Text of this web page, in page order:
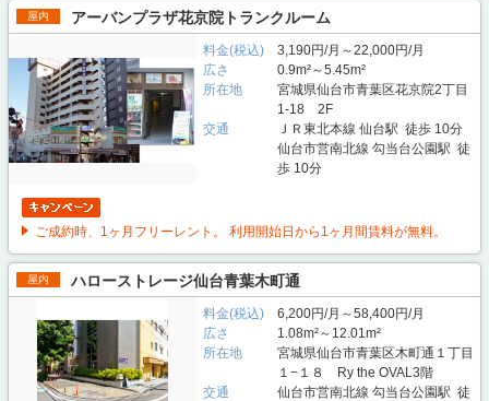
屋内 アーバンプラザ花京院トランクルーム
料金(税込)
3,190円/月～22,000円/月
広さ
0.9m²～5.45m²
所在地
宮城県仙台市青葉区花京院2丁目
1-18 2F
交通
ＪＲ東北本線 仙台駅 徒歩 10分
仙台市営南北線 勾当台公園駅 徒
歩 10分
ご成約時、1ヶ月フリーレント。 利用開始日から1ヶ月間賃料が無料。
屋内 ハローストレージ仙台青葉木町通
料金(税込)
6,200円/月～58,400円/月
広さ
1.08m²～12.01m²
所在地
宮城県仙台市青葉区木町通１丁目
１−１８ Ry the OVAL3階
交通
仙台市営南北線 勾当台公園駅 徒